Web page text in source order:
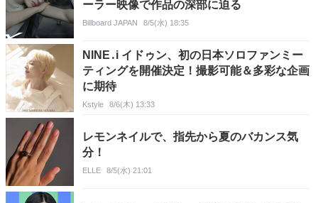
ーラー映像で作品の深部に迫る
Billboard JAPAN 8/5(水) 18:35
NINE․i イドゥン、初の日本ソロファンミー
ティングを開催決定！撮影可能＆多彩な企画
に期待
Kstyle 8/6(木) 13:33
レモンネイルで、指先から夏のバカンス気
分！
ELLE 8/5(水) 21:01